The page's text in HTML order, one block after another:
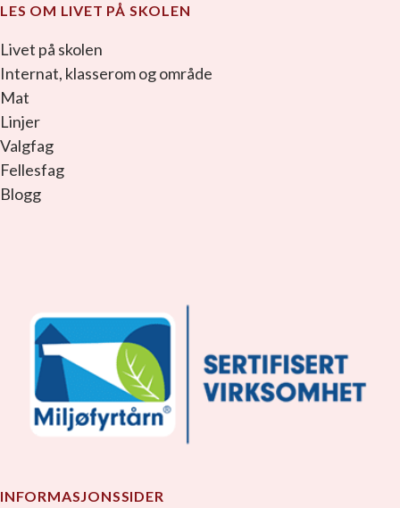
LES OM LIVET PÅ SKOLEN
Livet på skolen
Internat, klasserom og område
Mat
Linjer
Valgfag
Fellesfag
Blogg
INFORMASJONSSIDER